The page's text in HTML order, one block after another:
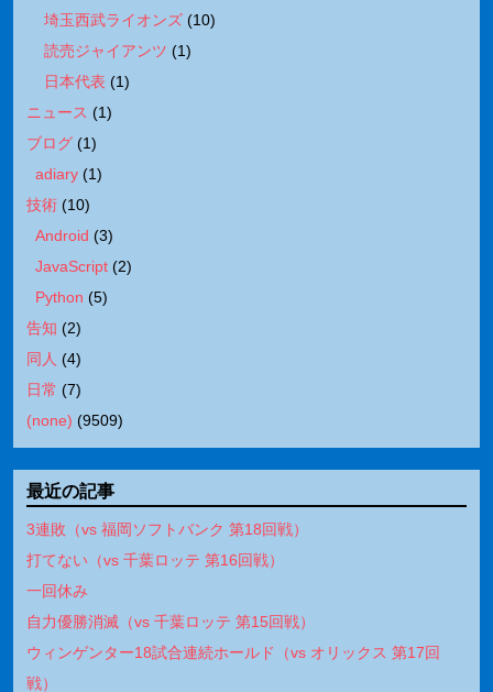
埼玉西武ライオンズ (10)
読売ジャイアンツ (1)
日本代表 (1)
ニュース (1)
ブログ (1)
adiary (1)
技術 (10)
Android (3)
JavaScript (2)
Python (5)
告知 (2)
同人 (4)
日常 (7)
(none) (9509)
最近の記事
3連敗（vs 福岡ソフトバンク 第18回戦）
打てない（vs 千葉ロッテ 第16回戦）
一回休み
自力優勝消滅（vs 千葉ロッテ 第15回戦）
ウィンゲンター18試合連続ホールド（vs オリックス 第17回
戦）